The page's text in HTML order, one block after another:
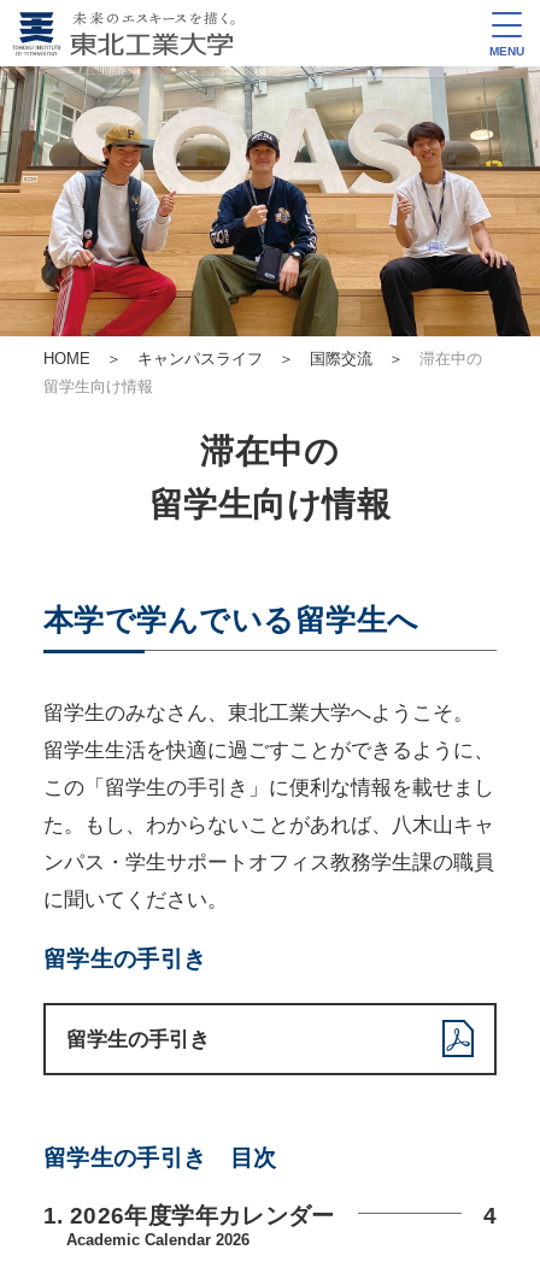
MENU
HOME ＞ キャンパスライフ ＞ 国際交流＞ 滞在中の
留学生向け情報
滞在中の
留学生向け情報
本学で学んでいる留学生へ
留学生のみなさん、東北工業大学へようこそ。
留学生生活を快適に過ごすことができるように、
この「留学生の手引き」に便利な情報を載せまし
た。もし、わからないことがあれば、八木山キャ
ンパス・学生サポートオフィス教務学生課の職員
に聞いてください。
留学生の手引き
留学生の手引き
留学生の手引き 目次
1. 2026年度学年カレンダー
Academic Calendar 2026
4